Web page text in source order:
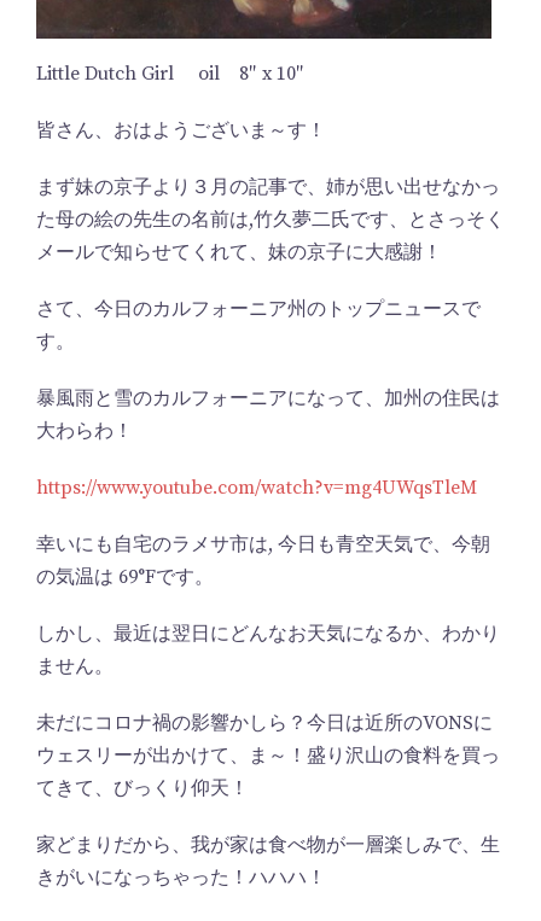
Little Dutch Girl oil 8″ x 10″
皆さん、おはようございま～す！
まず妹の京子より３月の記事で、姉が思い出せなかっ
た母の絵の先生の名前は,竹久夢二氏です、とさっそく
メールで知らせてくれて、妹の京子に大感謝！
さて、今日のカルフォーニア州のトップニュースで
す。
暴風雨と雪のカルフォーニアになって、加州の住民は
大わらわ！
https://www.youtube.com/watch?v=mg4UWqsTleM
幸いにも自宅のラメサ市は, 今日も青空天気で、今朝
の気温は 69°Fです。
しかし、最近は翌日にどんなお天気になるか、わかり
ません。
未だにコロナ禍の影響かしら？今日は近所のVONSに
ウェスリーが出かけて、ま～！盛り沢山の食料を買っ
てきて、びっくり仰天！
家どまりだから、我が家は食べ物が一層楽しみで、生
きがいになっちゃった！ハハハ！